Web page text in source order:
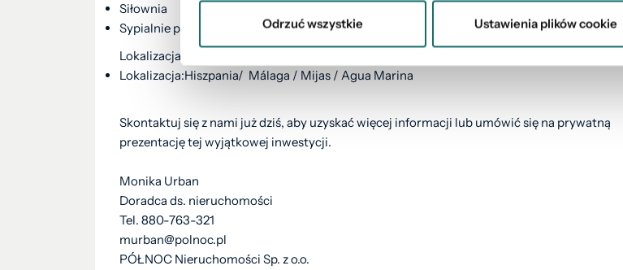
Odrzuć wszystkie Ustawienia plików cookie
Siłownia
Sypialnie podwójne: 3
Lokalizacja:
Lokalizacja:Hiszpania/ Málaga / Mijas / Agua Marina
Skontaktuj się z nami już dziś, aby uzyskać więcej informacji lub umówić się na prywatną
prezentację tej wyjątkowej inwestycji.
Monika Urban
Doradca ds. nieruchomości
Tel. 880-763-321
murban@polnoc.pl
PÓŁNOC Nieruchomości Sp. z o.o.